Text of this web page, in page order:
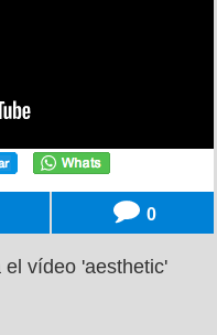
0
vídeo 'aesthetic'